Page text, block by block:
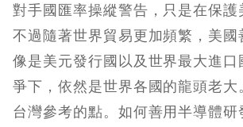
對手國匯率操縱警告，只是在保護
不過隨著世界貿易更加頻繁，美國
像是美元發行國以及世界最大進口
爭下，依然是世界各國的龍頭老大
台灣參考的點。如何善用半導體研